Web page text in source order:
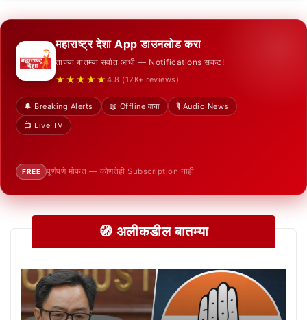
महाराष्ट्र देशा App डाउनलोड करा
ताज्या बातम्या सर्वात आधी — Notifications सकट!
★★★★★ 4.8 (12K+ reviews)
🔔 Breaking Alerts 📖 Offline वाचा
🎙️ Audio News
📺 Live TV
FREE पूर्णपणे मोफत — कोणतेही Subscription नाही
🧭 अलीकडील बातम्या